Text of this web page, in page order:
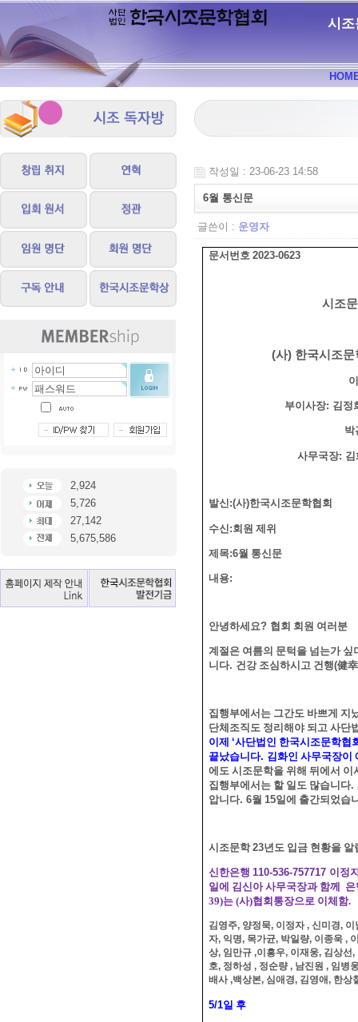
시조
2,924
5,726
27,142
5,675,586
작성일 : 23-06-23 14:58
6월 통신문
글쓴이 : 운영자
문서번호 2023-0623
시조
(사) 한국시조
부이사장: 김정
박
사무국장: 김
발신:(사)한국시조문학협회
수신:회원 제위
제목:6월 통신문
내용:
안녕하세요? 협회 회원 여러분
계절은 여름의 문턱을 넘는가
니다. 건강 조심하시고 건행(健幸
집행부에서는 그간도 바쁘게 지
단체조직도 정리해야 되고 사단
이제 ‘사단법인 한국시조문학협
끝났습니다. 김화인 사무국장이
에도 시조문학을 위해 뒤에서 이
집행부에서는 할 일도 많습니다.
압니다. 6월 15일에 출간되었습
시조문학23년도 입금 현황을 알
신한은행 110-536-757717 이정
일에 김신아 사무국장과 함께
39)는 (사)협회통장으로 이체함.
김영주, 양정묵, 이정자, 신미경, 이
자, 익명, 목가균, 박일량, 이종욱 ,
상, 임만규 ,이흥우, 이재웅, 김상선,
호, 정하성 , 정순량, 남진원 , 임병
배사,백상본, 심애경, 김영애, 한상
5/1일 후